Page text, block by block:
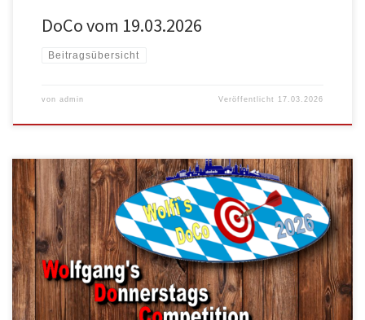
DoCo vom 19.03.2026
Beitragsübersicht
von admin Veröffentlicht 17.03.2026
Nach dem Turnier wird hier die erspielte Reihenfolge veröffentlicht.
Name 1 Michi […]